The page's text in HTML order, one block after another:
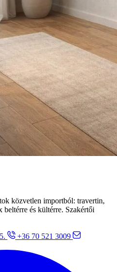
közvetlen importból: travertin,
beltérre és kültérre. Szakértői
+36 70 521 3009